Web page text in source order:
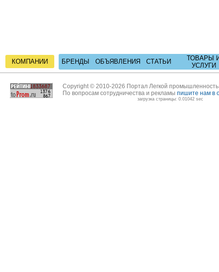
КОМПАНИИ БРЕНДЫ ОБЪЯВЛЕНИЯ СТАТЬИ
ТОВАРЫ
УСЛУГИ
Copyright © 2010-2026 Портал Легкой
По вопросам сотрудничества и рекламы пишите нам в
загрузка страницы: 0.01042 sec